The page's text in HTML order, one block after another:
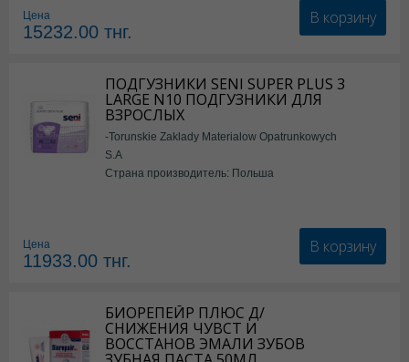
Цена
15232.00 тнг.
В корзину
ПОДГУЗНИКИ SENI SUPER PLUS 3
LARGE N10 ПОДГУЗНИКИ ДЛЯ
ВЗРОСЛЫХ
-Torunskie Zaklady Materialow Opatrunkowych
S.A
Страна производитель: Польша
Цена
11933.00 тнг.
В корзину
БИОРЕПЕЙР ПЛЮС Д/
СНИЖЕНИЯ ЧУВСТ И
ВОССТАНОВ ЭМАЛИ ЗУБОВ